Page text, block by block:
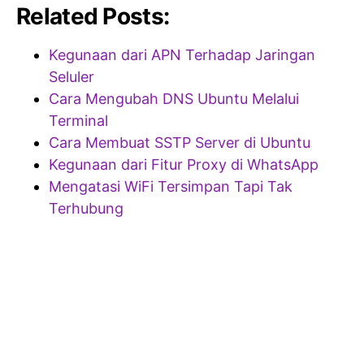
Related Posts:
Kegunaan dari APN Terhadap Jaringan
Seluler
Cara Mengubah DNS Ubuntu Melalui
Terminal
Cara Membuat SSTP Server di Ubuntu
Kegunaan dari Fitur Proxy di WhatsApp
Mengatasi WiFi Tersimpan Tapi Tak
Terhubung